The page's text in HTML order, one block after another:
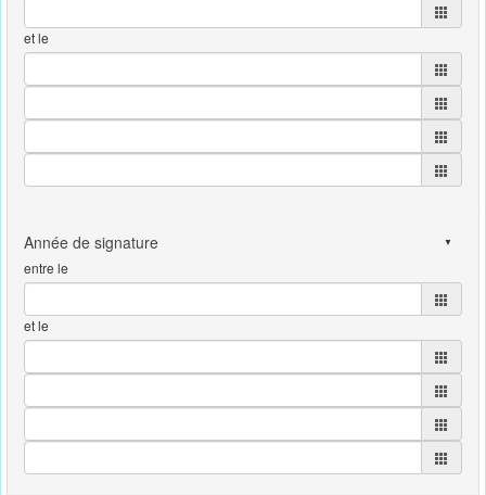
et le
entre le
et le